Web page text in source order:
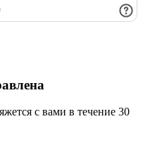
с вами в течение 30